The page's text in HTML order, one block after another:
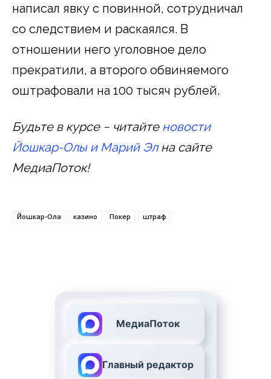
написал явку с повинной, сотрудничал
со следствием и раскаялся. В
отношении него уголовное дело
прекратили, а второго обвиняемого
оштрафовали на 100 тысяч рублей.
Будьте в курсе − читайте новости
Йошкар-Олы и Марий Элна сайте
МедиаПоток!
Йошкар-Ола казино Покер штраф
МедиаПоток
Главный редактор